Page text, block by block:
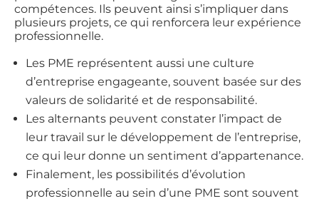
compétences. Ils peuvent ainsi s’impliquer dans
plusieurs projets, ce qui renforcera leur expérience
professionnelle.
Les PME représentent aussi une culture
d’entreprise engageante, souvent basée sur des
valeurs de solidarité et de responsabilité.
Les alternants peuvent constater l’impact de
leur travail sur le développement de l’entreprise,
ce qui leur donne un sentiment d’appartenance.
Finalement, les possibilités d’évolution
professionnelle au sein d’une PME sont souvent